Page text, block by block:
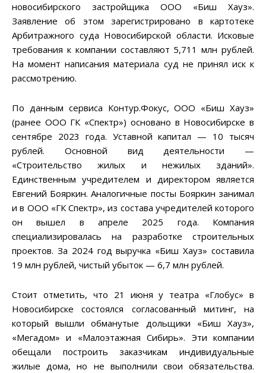
новосибирского застройщика ООО «Биш Хауз».
Заявление об этом зарегистрировано в картотеке
Арбитражного суда Новосибирской области. Исковые
требования к компании составляют 5,711 млн рублей.
На момент написания материала суд не принял иск к
рассмотрению.
По данным сервиса Контур.Фокус, ООО «Биш Хауз»
(ранее ООО ГК «Спектр») основано в Новосибирске в
сентябре 2023 года. Уставной капитал — 10 тысяч
рублей. Основной вид деятельности —
«Строительство жилых и нежилых зданий».
Единственным учредителем и директором является
Евгений Бояркин. Аналогичные посты Бояркин занимал
и в ООО «ГК Спектр», из состава учредителей которого
он вышел в апреле 2025 года. Компания
специализировалась на разработке строительных
проектов. За 2024 год выручка «Биш Хауз» составила
19 млн рублей, чистый убыток — 6,7 млн рублей.
Стоит отметить, что 21 июня у театра «Глобус» в
Новосибирске состоялся согласованный митинг, на
который вышли обманутые дольщики «Биш Хауз»,
«Мегадом» и «Малоэтажная Сибирь». Эти компании
обещали построить заказчикам индивидуальные
жилые дома, но не выполнили свои обязательства.